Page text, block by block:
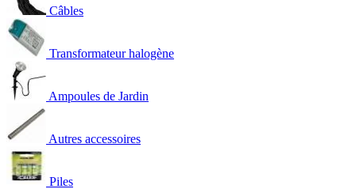
Câbles
Transformateur halogène
Ampoules de Jardin
Autres accessoires
Piles